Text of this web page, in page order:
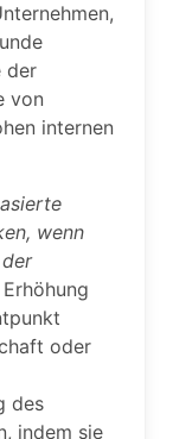
der
von
internen
wenn
oder
des
indem sie